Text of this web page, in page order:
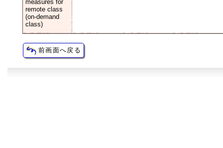
measures for
remote class
(on-demand
class)